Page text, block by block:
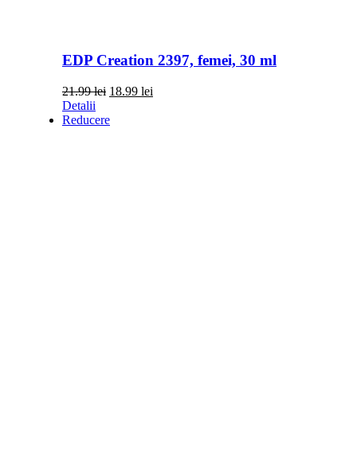
EDP Creation 2397, femei, 30 ml
21.99lei Prețul
a
18.99 leiPrețul
Detalii
Reducere